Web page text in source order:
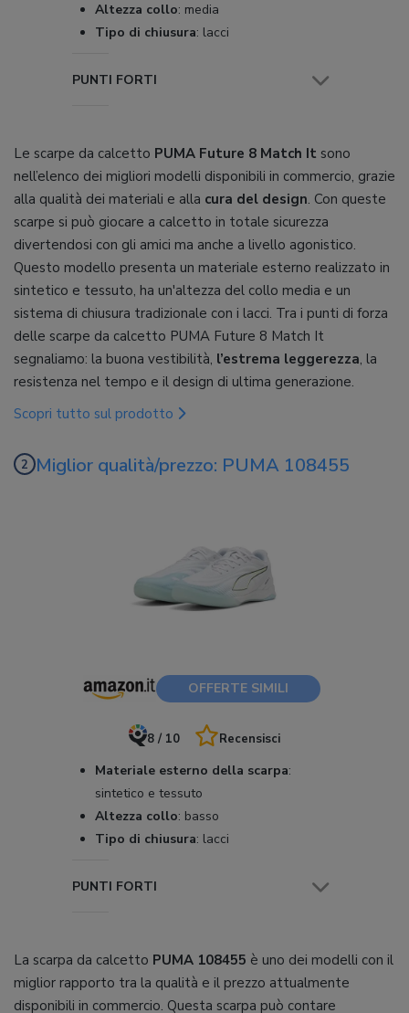
Altezza collo: media
Tipo di chiusura: lacci
PUNTI FORTI
Le scarpe da calcetto PUMA Future 8 Match It sono
nell’elenco dei migliori modelli disponibili in commercio, grazie
alla qualità dei materiali e alla cura del design. Con queste
scarpe si può giocare a calcetto in totale sicurezza
divertendosi con gli amici ma anche a livello agonistico.
Questo modello presenta un materiale esterno realizzato in
sintetico e tessuto, ha un'altezza del collo media e un
sistema di chiusura tradizionale con i lacci. Tra i punti di forza
delle scarpe da calcetto PUMA Future 8 Match It
segnaliamo: la buona vestibilità, l’estrema leggerezza, la
resistenza nel tempo e il design di ultima generazione.
Scopri tutto sul prodotto
Miglior qualità/prezzo: PUMA 108455
OFFERTE SIMILI
8 / 10 Recensisci
Materiale esterno della scarpa:
sintetico e tessuto
Altezza collo: basso
Tipo di chiusura: lacci
PUNTI FORTI
La scarpa da calcetto PUMA 108455 è uno dei modelli con il
miglior rapporto tra la qualità e il prezzo attualmente
disponibili in commercio. Questa scarpa può contare